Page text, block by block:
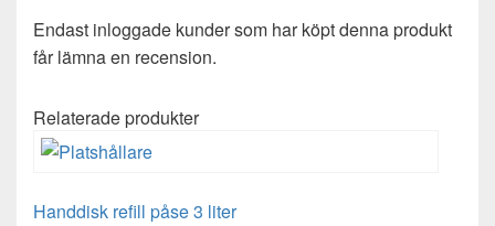
Endast inloggade kunder som har köpt denna produkt
får lämna en recension.
Relaterade produkter
Handdisk refill påse 3 liter